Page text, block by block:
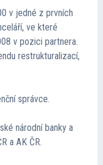
v jedné z prvních
ve které
v pozici partnera.
restrukturalizací,
správce.
národní banky a
a AK ČR.